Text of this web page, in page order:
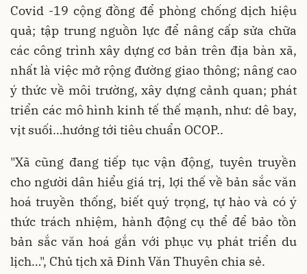
Covid -19 cộng đồng để phòng chống dịch hiệu
quả; tập trung nguồn lực để nâng cấp sửa chữa
các công trình xây dựng cơ bản trên địa bàn xã,
nhất là việc mở rộng đường giao thông; nâng cao
ý thức về môi trường, xây dựng cảnh quan; phát
triển các mô hình kinh tế thế mạnh, như: dê bay,
vịt suối…hướng tới tiêu chuẩn OCOP..
"Xã cũng đang tiếp tục vận động, tuyên truyền
cho người dân hiểu giá trị, lợi thế về bản sắc văn
hoá truyền thống, biết quý trọng, tự hào và có ý
thức trách nhiệm, hành động cụ thể để bảo tồn
bản sắc văn hoá gắn với phục vụ phát triển du
lịch…", Chủ tịch xã Đinh Văn Thuyên chia sẻ.